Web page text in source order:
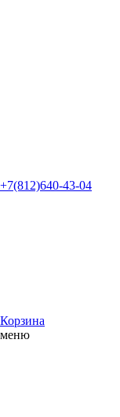
+7(812)640-43-04
Корзина
меню